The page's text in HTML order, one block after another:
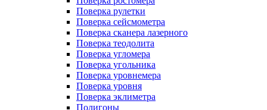
Поверка рулетки
Поверка сейсмометра
Поверка сканера лазерного
Поверка теодолита
Поверка угломера
Поверка угольника
Поверка уровнемера
Поверка уровня
Поверка эклиметра
Полигоны